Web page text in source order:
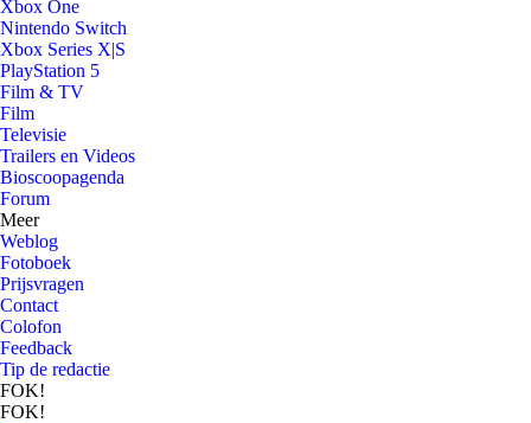
Xbox One
Nintendo Switch
Xbox Series X|S
PlayStation 5
Film & TV
Film
Televisie
Trailers en Videos
Bioscoopagenda
Forum
Meer
Weblog
Fotoboek
Prijsvragen
Contact
Colofon
Feedback
Tip de redactie
FOK!
FOK!